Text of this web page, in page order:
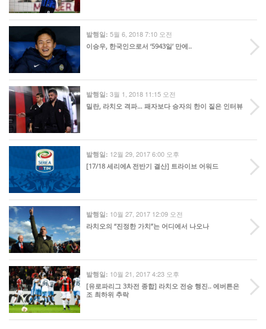
발행일: 5월 6, 2018 7:10 오전
이승우, 한국인으로서 ‘5943일’ 만에..
발행일: 3월 1, 2018 11:15 오전
밀란, 라치오 격파… 패자보다 승자의 한이 짙은 인터뷰
발행일: 12월 29, 2017 6:00 오후
[17/18 세리에A 전반기 결산] 트라이브 어워드
발행일: 10월 27, 2017 12:09 오전
라치오의 “진정한 가치”는 어디에서 나오나
발행일: 10월 21, 2017 4:23 오후
[유로파리그 3차전 종합] 라치오 전승 행진.. 에버튼은
조 최하위 추락